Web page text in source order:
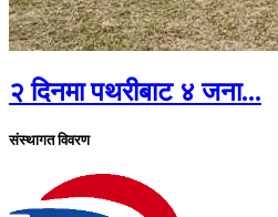
२ दिनमा पथरीबाट ४ जना...
संस्थागत विवरण